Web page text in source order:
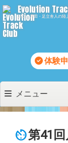
コ
ン
テ
移
Evolution
川口・戸田・足立舎人の陸
体験
メニュー
第41